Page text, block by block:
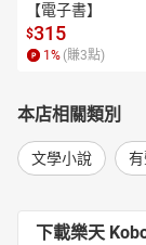
【電子書】
$315
1 % (賺3點)
本店相關類別
文學小說
下載樂天